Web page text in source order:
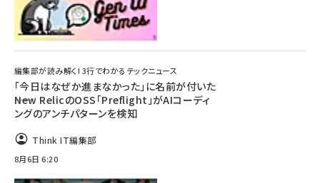
編集部が読み解く! 3行でわかるテックニュース
「今日はなぜか進まなかった」に名前が付いた
――New RelicのOSS「Preflight」がAIコーディ
ングのアンチパターンを検知
Think IT編集部
8月6日 6:20